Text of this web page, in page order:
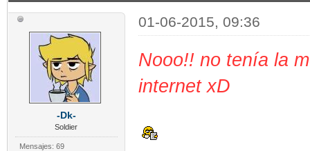
-Dk-
Soldier
Mensajes: 69
01-06-2015, 09:36
Nooo!! no tenía la
internet xD